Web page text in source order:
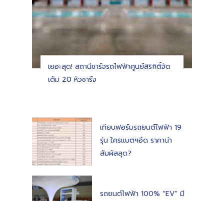
เยอะสุด! สถานีชาร์จรถไฟฟ้าศูนย์สิริกิติ์จัด
เต็ม 20 หัวชาร์จ
เทียบฟอร์มรถยนต์ไฟฟ้า 19
รุ่น ใครแบตฯอึด ราคาน่า
สัมผัสสุด?
รถยนต์ไฟฟ้า 100% “EV” มี